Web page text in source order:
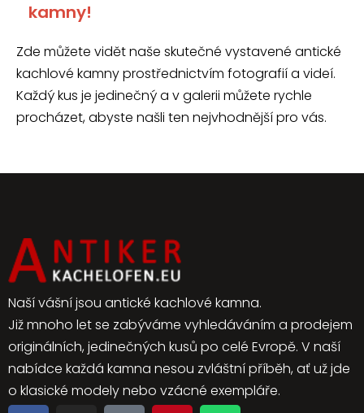
kamny!
Zde můžete vidět naše skutečné vystavené antické
kachlové kamny prostřednictvím fotografií a videí.
Každý kus je jedinečný a v galerii můžete rychle
procházet, abyste našli ten nejvhodnější pro vás.
Naší vášní jsou antické kachlové kamna.
Již mnoho let se zabýváme vyhledáváním a prodejem
originálních, jedinečných kusů po celé Evropě. V naší
nabídce každá kamna nesou zvláštní příběh, ať už jde
o klasické modely nebo vzácné exempláře.